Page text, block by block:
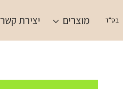
toבס"ד מוצרים יצירת קשר